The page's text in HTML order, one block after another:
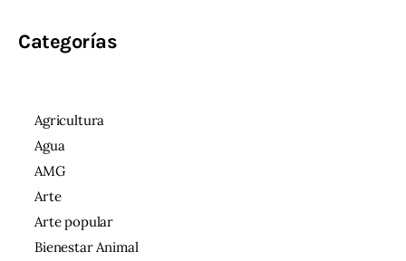
Categorías
Agricultura
Agua
AMG
Arte
Arte popular
Bienestar Animal